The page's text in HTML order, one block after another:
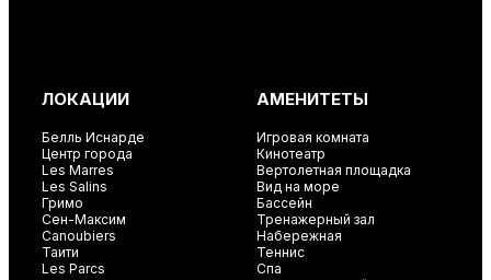
ЛОКАЦИИ
Белль Иснарде
Центр города
Les Marres
Les Salins
Гримо
Сен-Максим
Canoubiers
Таити
Les Parcs
АМЕНИТЕТЫ
Игровая комната
Кинотеатр
Вертолетная площадка
Вид на море
Бассейн
Тренажерный зал
Набережная
Теннис
Спа